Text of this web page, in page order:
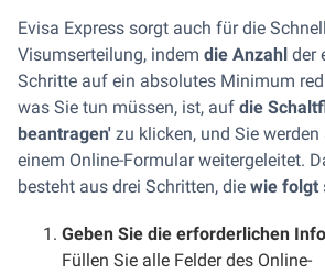
Evisa Express sorgt auch für die
Visumserteilung, indem die Anzahl der
Schritte auf ein absolutes Minimum
was Sie tun müssen, ist, auf die
beantragen' zu klicken, und Sie
einem Online-Formular weitergeleitet.
besteht aus drei Schritten, die wie folgt
Geben Sie die erforderlichen
Füllen Sie alle Felder des Online-